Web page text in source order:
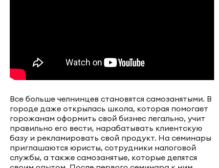
Все больше челнинцев становятся самозанятыми. В
городе даже открылась школа, которая помогает
горожанам оформить свой бизнес легально, учит
правильно его вести, нарабатывать клиентскую
базу и рекламировать свой продукт. На семинары
приглашаются юристы, сотрудники налоговой
службы, а также самозанятые, которые делятся